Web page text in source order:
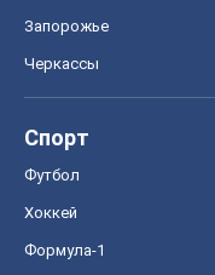
Запорожье
Черкассы
Спорт
Футбол
Хоккей
Формула-1